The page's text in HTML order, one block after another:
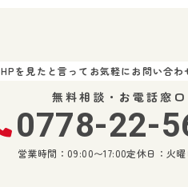
HPを見たと言ってお気軽にお問い合わ
無料相談・お電話窓口
0778-22-
営業時間：09:00〜17:00定休日：火曜